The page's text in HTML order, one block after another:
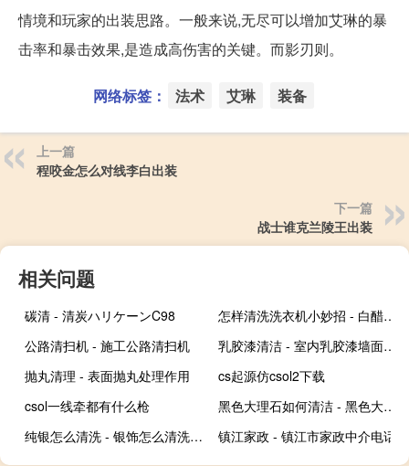
情境和玩家的出装思路。一般来说,无尽可以增加艾琳的暴
击率和暴击效果,是造成高伤害的关键。而影刃则。
网络标签： 法术 艾琳 装备
上一篇
程咬金怎么对线李白出装
下一篇
战士谁克兰陵王出装
相关问题
碳清 - 清炭ハリケーンC98
怎样清洗洗衣机小妙招 - 白醋+小苏打+盐+洗衣液
公路清扫机 - 施工公路清扫机
乳胶漆清洁 - 室内乳胶漆墙面清洁
抛丸清理 - 表面抛丸处理作用
cs起源仿csol2下载
csol一线牵都有什么枪
黑色大理石如何清洁 - 黑色大理石干了就发白
纯银怎么清洗 - 银饰怎么清洗干净
镇江家政 - 镇江市家政中介电话